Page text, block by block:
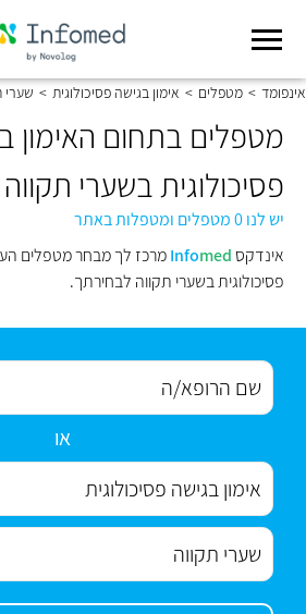
אינפומד > מטפלים > אימון בגישה פסיכולוגית > שערי
מטפלים בתחום האימון
פסיכולוגית בשערי תקווה
יש לנו 0 מטפלים ומטפלות באתר
אינדקס
Infomed
מרכז לך מבחר מטפלים
פסיכולוגית בשערי תקווה לבחירתך.
או